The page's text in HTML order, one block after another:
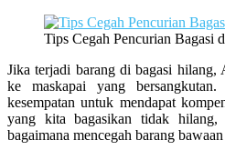
Tips Cegah Pencurian Bagasi
Jika terjadi barang di bagasi hilang,
ke maskapai yang
kesempatan untuk mendapat
yang kita bagasikan tidak hilang,
bagaimana mencegah barang